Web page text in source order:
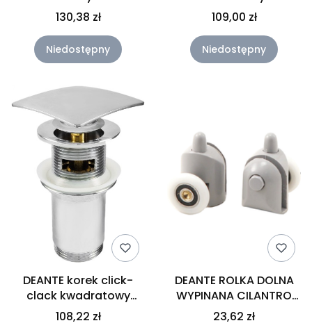
bidetu z tuleją -
uniwersalny złoty
130,38 zł
Niedostępny
przelewem
109,00 zł
Niedostępny
DEANTE korek click-
clack kwadratowy
umywalkowy, z tuleją
108,22 zł
DEANTE ROLKA DOLNA
WYPINANA CILANTRO
DO SZYB 4 MM BIAŁA
23,62 zł